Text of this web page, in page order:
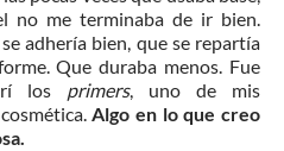
no me terminaba de ir bien.
adhería bien, que se repartía
Que duraba menos. Fue
los primers, uno de mis
Algo en lo que creo